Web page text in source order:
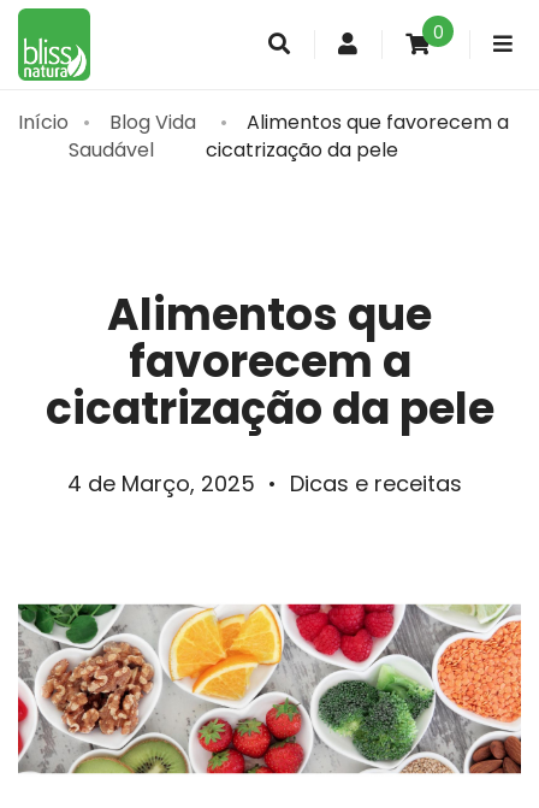
Conta 0
Início
Blog Vida
Saudável
Alimentos que favorecem a
cicatrização da pele
Alimentos que
favorecem a
cicatrização da pele
4 de Março, 2025 • Dicas e receitas